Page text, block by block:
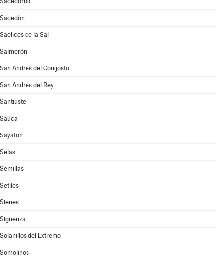
Sacedón
Saelices de la Sal
Salmerón
San Andrés del Congosto
San Andrés del Rey
Santiuste
Saúca
Sayatón
Selas
Semillas
Setiles
Sienes
Sigüenza
Solanillos del Extremo
Somolinos